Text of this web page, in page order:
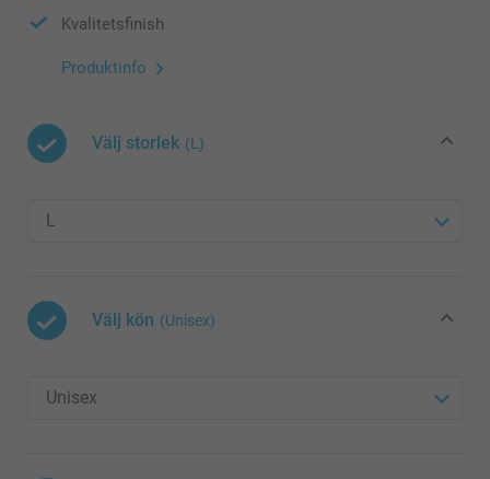
Kvalitetsfinish
Produktinfo
Välj storlek (L)
Välj kön (Unisex)